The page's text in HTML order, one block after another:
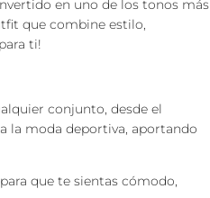
en uno de los tonos más
que combine estilo,
ti!
conjunto, desde el
la moda deportiva, aportando
que te sientas cómodo,